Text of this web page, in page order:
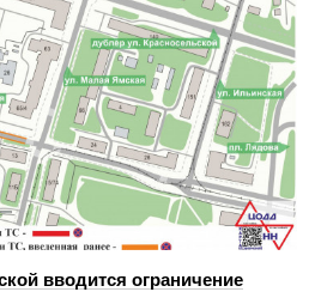
вводится ограничение